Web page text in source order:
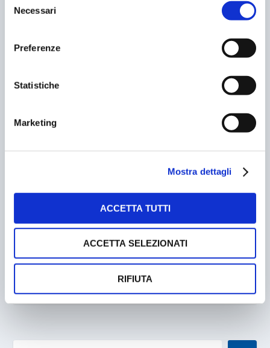
delNecessari
Preferenze
Statistiche
Marketing
Mostra dettagli
ACCETTA TUTTI
ACCETTA SELEZIONATI
RIFIUTA
IL GARAGE DI LAPO
MOSCA. IL PARCHEGGIO PIU’ SICURO AL MONDO
SOTTO AI SERVIZI SEGRETI